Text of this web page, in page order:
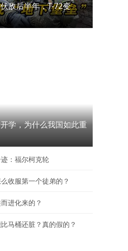
00:11
年，
儿子第一次带女朋友回家就
接
敌后半年，T-72变
学，为什么我国如此重
：福尔柯克轮
收服第一个徒弟的？
进化来的？
马桶还脏？真的假的？